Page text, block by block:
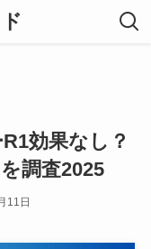
効果なし？
調査2025
11日